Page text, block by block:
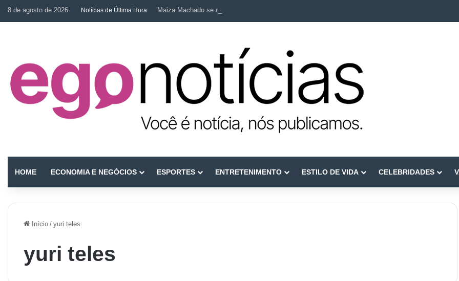
8 de agosto de 2026 Notícias de Última Hora Maiza Machado se destaca como referência em terapia capilar e saúde do couro cabeludo
HOME ECONOMIA E NEGÓCIOS ESPORTES ENTRETENIMENTO ESTILO DE VIDA CELEBRIDADES
Início / yuri teles
yuri teles